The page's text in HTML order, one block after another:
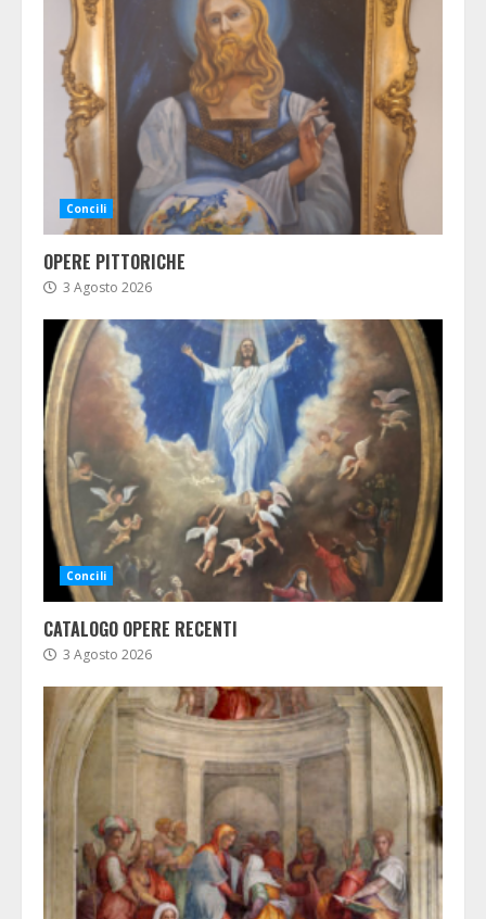
Concili
OPERE PITTORICHE
3 Agosto 2026
Concili
CATALOGO OPERE RECENTI
3 Agosto 2026